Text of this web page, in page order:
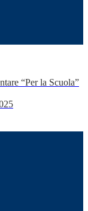
“Per la Scuola”